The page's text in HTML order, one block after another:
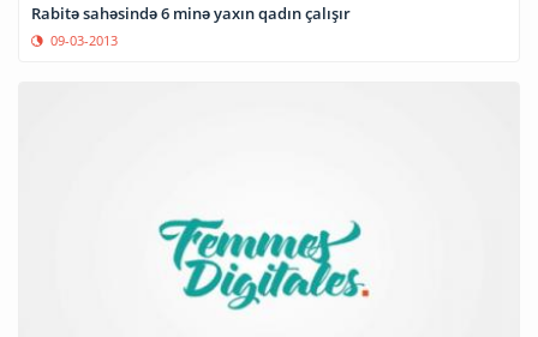
Rabitə sahəsində 6 minə yaxın qadın çalışır
09-03-2013